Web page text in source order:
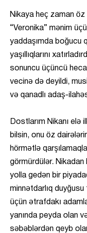
Nikaya heç zaman
“Veronika” mənim
yaddaşımda boğucu
yaşıllıqlarını
sonuncu üçüncü
vecinə də deyildi,
və qanadlı adaş-
Dostlarım Nikanı elə
bilsin, onu öz
hörmətlə
görmürdülər.
yolla gedən bir
minnətdarlıq
üçün ətrafdakı
yanında peyda olan
səbəblərdən qeyb